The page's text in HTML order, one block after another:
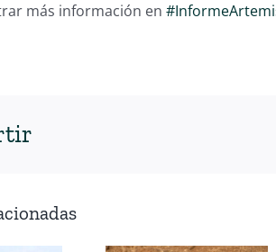
más información en